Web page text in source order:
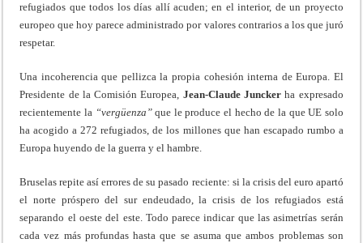
refugiados que todos los días allí acuden; en el interior, de un proyecto
europeo que hoy parece administrado por valores contrarios a los que juró
respetar.
Una incoherencia que pellizca la propia cohesión interna de Europa. El
Presidente de la Comisión Europea, Jean-Claude Juncker ha expresado
recientemente la “vergüenza”que le produce el hecho de la que UE solo
ha acogido a 272 refugiados, de los millones que han escapado rumbo a
Europa huyendo de la guerra y el hambre.
Bruselas repite así errores de su pasado reciente: si la crisis del euro apartó
el norte próspero del sur endeudado, la crisis de los refugiados está
separando el oeste del este. Todo parece indicar que las asimetrías serán
cada vez más profundas hasta que se asuma que ambos problemas son